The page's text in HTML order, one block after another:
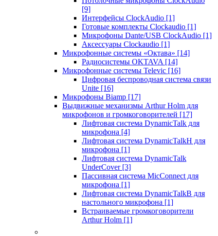
[9]
Интерфейсы ClockAudio [1]
Готовые комплекты Clockaudio [1]
Микрофоны Dante/USB ClockAudio [1]
Аксессуары Clockaudio [1]
Микрофонные системы «Октава» [14]
Радиосистемы OKTAVA [14]
Микрофонные системы Televic [16]
Цифровая беспроводная система связи
Unite [16]
Микрофоны Biamp [17]
Выдвижные механизмы Arthur Holm для
микрофонов и громкоговорителей [17]
Лифтовая система DynamicTalk для
микрофона [4]
Лифтовая система DynamicTalkH для
микрофона [1]
Лифтовая система DynamicTalk
UnderCover [3]
Пассивная система MicConnect для
микрофона [1]
Лифтовая система DynamicTalkB для
настольного микрофона [1]
Встраиваемые громкоговорители
Arthur Holm [1]